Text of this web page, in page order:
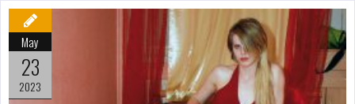
May
23
2023